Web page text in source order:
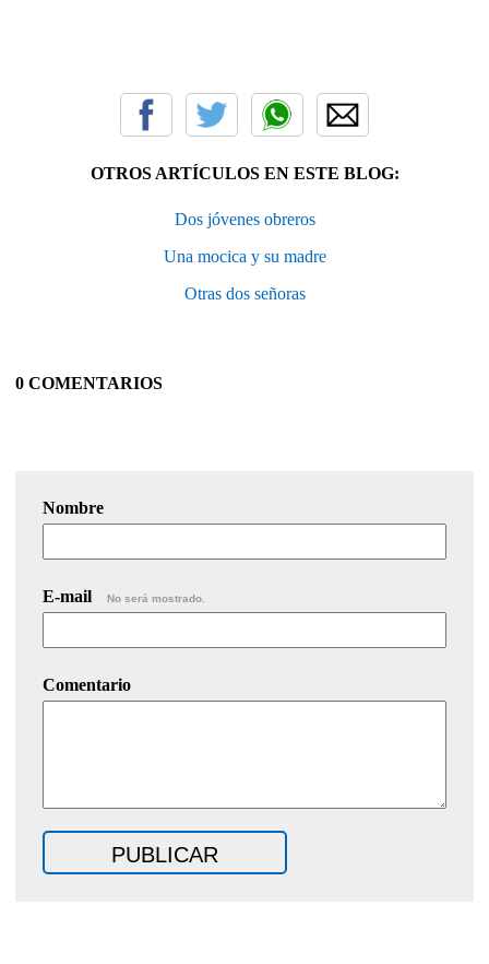
OTROS ARTÍCULOS EN ESTE BLOG:
Dos jóvenes obreros
Una mocica y su madre
Otras dos señoras
0 COMENTARIOS
Nombre
E-mail No será mostrado.
Comentario